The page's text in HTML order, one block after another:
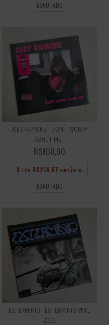
ESGOTADO
JOEY RAMONE - DON'T WORRY
ABOUT ME...
R$800,00
3 x de R$266,67 sem juros
ESGOTADO
EXTERMÍNIO - EXTERMÍNIO VINIL
2016